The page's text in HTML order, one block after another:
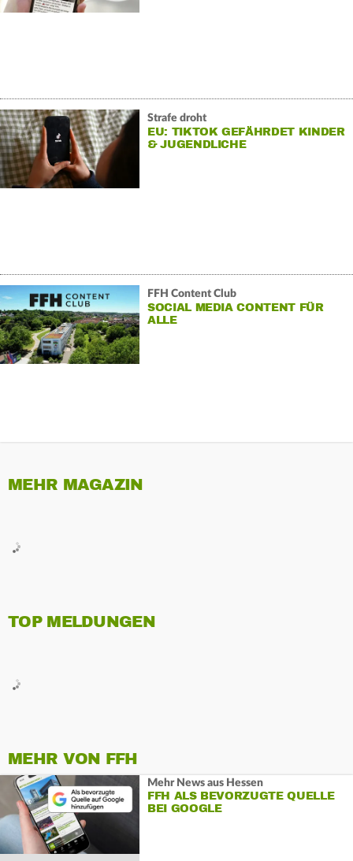
Strafe droht
EU: TIKTOK GEFÄHRDET KINDER
& JUGENDLICHE
FFH Content Club
SOCIAL MEDIA CONTENT FÜR
ALLE
MEHR MAGAZIN
TOP MELDUNGEN
MEHR VON FFH
Mehr News aus Hessen
FFH ALS BEVORZUGTE QUELLE
BEI GOOGLE